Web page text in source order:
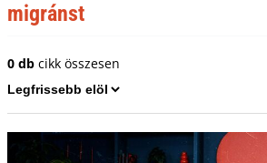
migránst
0 dbcikk összesen